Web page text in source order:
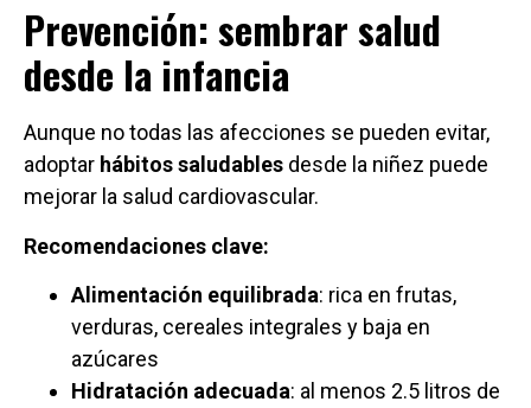
Prevención: sembrar salud
desde la infancia
Aunque no todas las afecciones se pueden evitar,
adoptar hábitos saludables desde la niñez puede
mejorar la salud cardiovascular.
Recomendaciones clave:
Alimentación equilibrada: rica en frutas,
verduras, cereales integrales y baja en
azúcares
Hidratación adecuada: al menos 2.5 litros de